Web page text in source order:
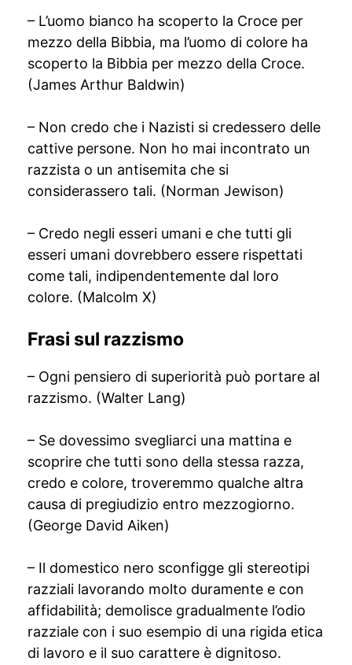
– L’uomo bianco ha scoperto la Croce per
mezzo della Bibbia, ma l’uomo di colore ha
scoperto la Bibbia per mezzo della Croce.
(James Arthur Baldwin)
– Non credo che i Nazisti si credessero delle
cattive persone. Non ho mai incontrato un
razzista o un antisemita che si
considerassero tali. (Norman Jewison)
– Credo negli esseri umani e che tutti gli
esseri umani dovrebbero essere rispettati
come tali, indipendentemente dal loro
colore. (Malcolm X)
Frasi sul razzismo
– Ogni pensiero di superiorità può portare al
razzismo. (Walter Lang)
– Se dovessimo svegliarci una mattina e
scoprire che tutti sono della stessa razza,
credo e colore, troveremmo qualche altra
causa di pregiudizio entro mezzogiorno.
(George David Aiken)
– Il domestico nero sconfigge gli stereotipi
razziali lavorando molto duramente e con
affidabilità; demolisce gradualmente l’odio
razziale con i suo esempio di una rigida etica
di lavoro e il suo carattere è dignitoso.